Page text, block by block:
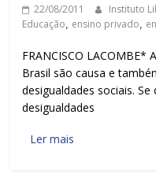
22/08/2011 Instituto
Educação, ensino privado,
FRANCISCO LACOMBE*
Brasil são causa e
desigualdades sociais.
desigualdades
Ler mais